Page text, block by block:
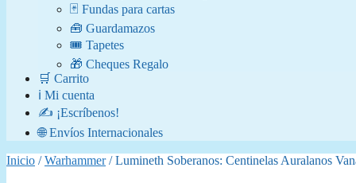
🃏 Fundas para cartas
🧰 Guardamazos
🎟️ Tapetes
🎁 Cheques Regalo
🛒 Carrito
ℹ️ Mi cuenta
✍️ ¡Escríbenos!
🌐 Envíos Internacionales
Inicio /Warhammer/ Lumineth Soberanos: Centinelas Auralanos